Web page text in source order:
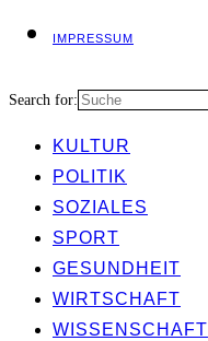
IMPRES­SUM
Search for:
KUL­TUR
POLI­TIK
SOZIA­LES
SPORT
GESUND­HEIT
WIRT­SCHAFT
WIS­SEN­SCHAFT